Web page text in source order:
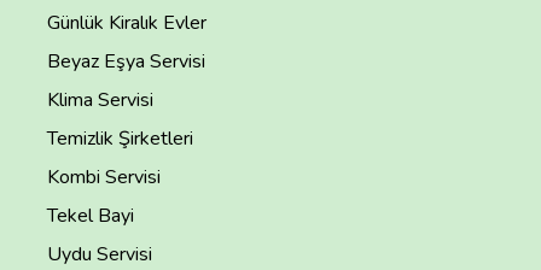
Günlük Kiralık Evler
Beyaz Eşya Servisi
Klima Servisi
Temizlik Şirketleri
Kombi Servisi
Tekel Bayi
Uydu Servisi